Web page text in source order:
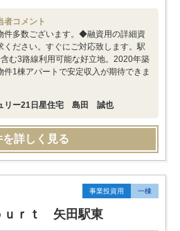
者コメント
多数ございます。◆融資用の詳細資
ください。すぐにご対応致します。駅
む3路線利用可能な好立地。2020年築
件1棟アパートで安定収入が期待できま
リー21日星住宅 島田 誠也
を詳しく見る
事業投資用 一棟
ｕｒｔ 矢田駅東